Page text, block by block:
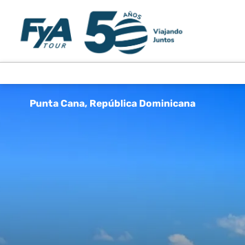
Punta Cana, República Dominicana